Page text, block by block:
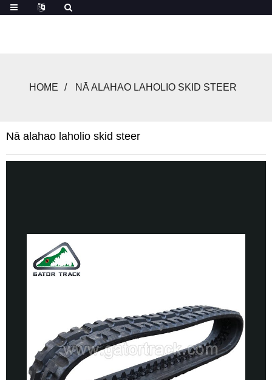
HOME NĀ ALAHAO LAHOLIO SKID STEER
Nā alahao laholio skid steer